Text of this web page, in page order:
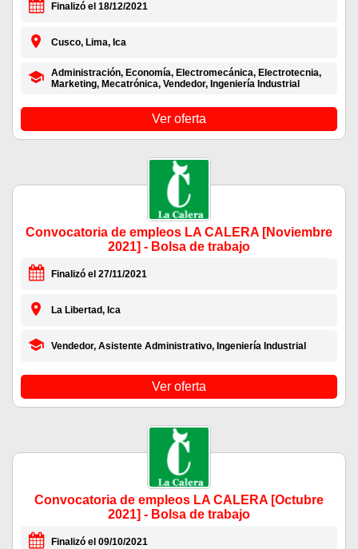
Finalizó el 18/12/2021
Cusco, Lima, Ica
Administración, Economía, Electromecánica, Electrotecnia,
Marketing, Mecatrónica, Vendedor, Ingeniería Industrial
Ver oferta
Convocatoria de empleos LA CALERA [Noviembre
2021] - Bolsa de trabajo
Finalizó el 27/11/2021
La Libertad, Ica
Vendedor, Asistente Administrativo, Ingeniería Industrial
Ver oferta
Convocatoria de empleos LA CALERA [Octubre
2021] - Bolsa de trabajo
Finalizó el 09/10/2021